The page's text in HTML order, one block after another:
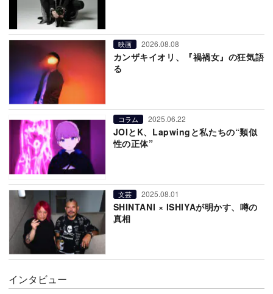
映画 2026.08.08
カンザキイオリ、『禍禍女』の狂気語
る
コラム 2025.06.22
JOIとK、Lapwingと私たちの“類似
性の正体”
文芸 2025.08.01
SHINTANI × ISHIYAが明かす、噂の
真相
インタビュー